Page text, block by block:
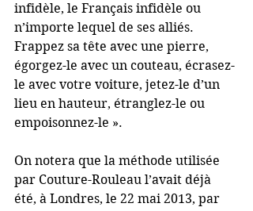
infidèle, le Français infidèle ou
n’importe lequel de ses alliés.
Frappez sa tête avec une pierre,
égorgez-le avec un couteau, écrasez-
le avec votre voiture, jetez-le d’un
lieu en hauteur, étranglez-le ou
empoisonnez-le ».
On notera que la méthode utilisée
par Couture-Rouleau l’avait déjà
été, à Londres, le 22 mai 2013, par